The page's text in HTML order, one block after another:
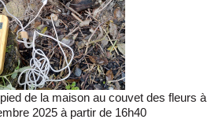
de la maison au couvet des fleurs à
2025 à partir de 16h40